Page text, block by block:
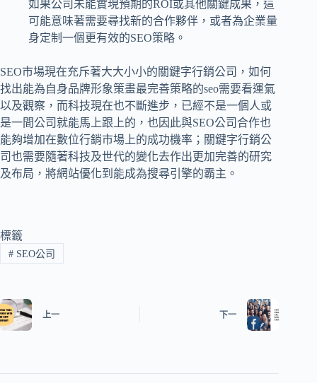
如果公司未能實現預期的ROI或其他關鍵成果，這
可能意味著需要尋找新的合作夥伴，或者為企業量
身定制一個更有效的SEO策略。
SEO市場現在充斥著大大小小的關鍵字行銷公司，如何
找出能為自身品牌形象策畫最完善策略的seo需要看運氣
以及觀察，而科技現在也不斷進步，已經不是一個人或
是一間公司就能馬上跟上的，也因此與SEO公司合作也
能夠增加在數位行銷市場上的成功機率；關鍵字行銷公
司也需要隨著科技及世代的變化去作出更加完善的研究
及布局，將網站優化到能成為搜尋引擎的霸主。
標籤
#SEO公司
上一 下一